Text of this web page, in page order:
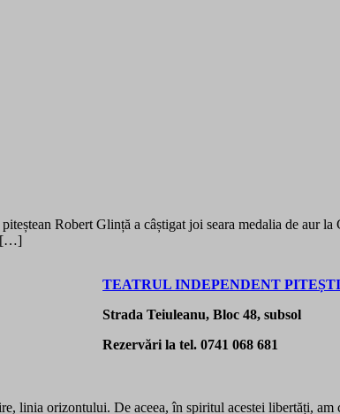
Robert Glință a câștigat joi seara medalia de aur
[…]
TEATRUL INDEPENDENT PITEȘTI
Strada Teiuleanu, Bloc 48, subsol
Rezervări la tel. 0741 068 681
linia orizontului. De aceea, în spiritul acestei libertăți, am